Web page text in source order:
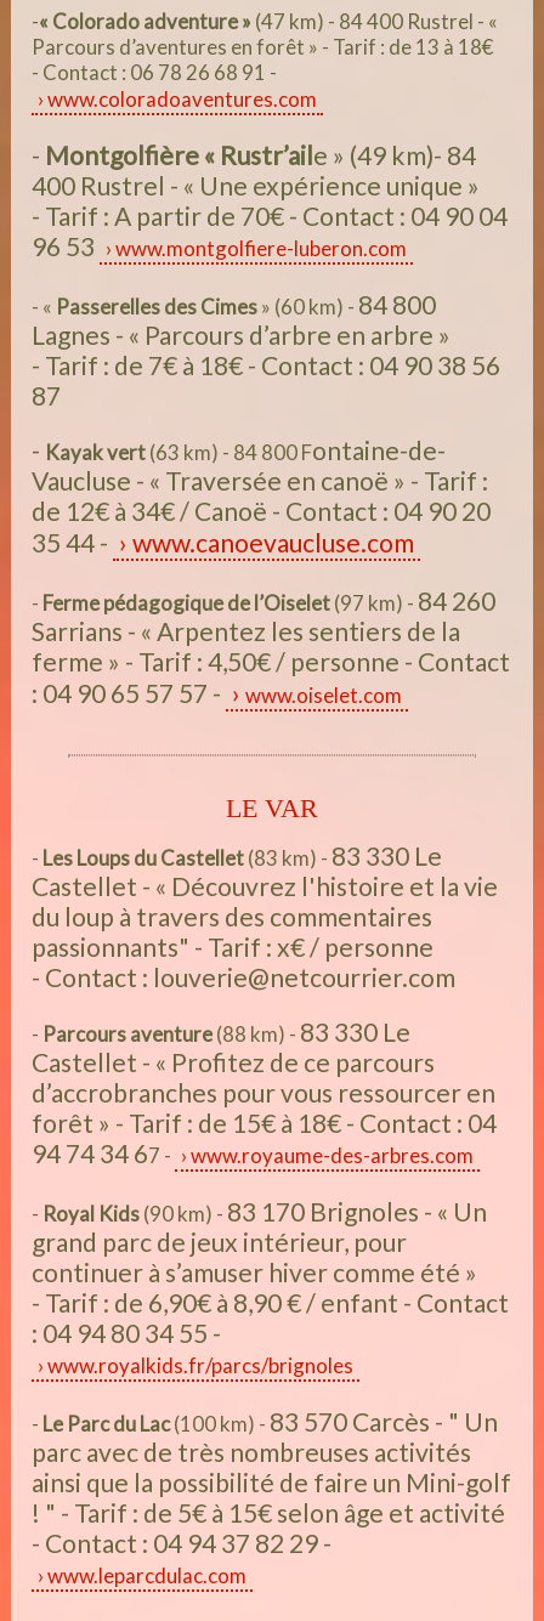
-« Colorado adventure » (47 km) - 84 400 Rustrel - «
Parcours d’aventures en forêt » - Tarif : de 13 à 18€
- Contact : 06 78 26 68 91 -
www.coloradoaventures.com
- Montgolfière « Rustr’aile » (49 km)- 84
400 Rustrel - « Une expérience unique »
- Tarif : A partir de 70€ - Contact : 04 90 04
96 53
www.montgolfiere-luberon.com
- « Passerelles des Cimes» (60 km) - 84 800
Lagnes - « Parcours d’arbre en arbre »
- Tarif : de 7€ à 18€ - Contact : 04 90 38 56
87
- Kayak vert(63 km) - 84 800 Fontaine-de-
Vaucluse - « Traversée en canoë » - Tarif :
de 12€ à 34€ / Canoë - Contact : 04 90 20
35 44 -
www.canoevaucluse.com
- Ferme pédagogique de l’Oiselet(97 km) - 84 260
Sarrians - « Arpentez les sentiers de la
ferme » - Tarif : 4,50€ / personne - Contact
: 04 90 65 57 57 -
www.oiselet.com
LE VAR
- Les Loups du Castellet(83 km) - 83 330 Le
Castellet - « Découvrez l'histoire et la vie
du loup à travers des commentaires
passionnants" - Tarif : x€ / personne
- Contact : louverie@netcourrier.com
- Parcours aventure(88 km) - 83 330 Le
Castellet - « Profitez de ce parcours
d’accrobranches pour vous ressourcer en
forêt » - Tarif : de 15€ à 18€ - Contact : 04
94 74 34 67 - www.royaume-des-arbres.com
- Royal Kids(90 km) - 83 170 Brignoles - « Un
grand parc de jeux intérieur, pour
continuer à s’amuser hiver comme été »
- Tarif : de 6,90€ à 8,90 € / enfant - Contact
: 04 94 80 34 55 -
www.royalkids.fr/parcs/brignoles
- Le Parc du Lac(100 km) - 83 570 Carcès - " Un
parc avec de très nombreuses activités
ainsi que la possibilité de faire un Mini-golf
! " - Tarif : de 5€ à 15€ selon âge et activité
- Contact : 04 94 37 82 29 -
www.leparcdulac.com